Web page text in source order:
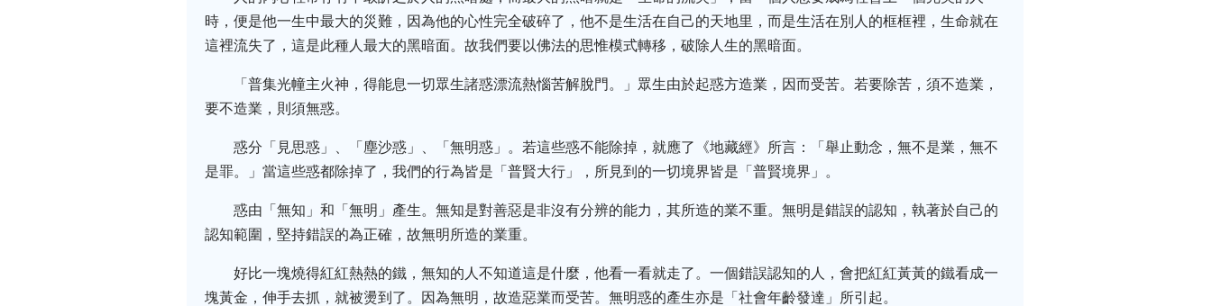
時，便是他一生中最大的災難，因為他的心性完全破碎了，他不是生活在自己的天地里，而是生活在別人的框框裡，生命就在
這裡流失了，這是此種人最大的黑暗面。故我們要以佛法的思惟模式轉移，破除人生的黑暗面。
「普集光幢主火神，得能息一切眾生諸惑漂流熱惱苦解脫門。」眾生由於起惑方造業，因而受苦。若要除苦，須不造業，
要不造業，則須無惑。
惑分「見思惑」、「塵沙惑」、「無明惑」。若這些惑不能除掉，就應了《地藏經》所言：「舉止動念，無不是業，無不
是罪。」當這些惑都除掉了，我們的行為皆是「普賢大行」，所見到的一切境界皆是「普賢境界」。
惑由「無知」和「無明」產生。無知是對善惡是非沒有分辨的能力，其所造的業不重。無明是錯誤的認知，執著於自己的
認知範圍，堅持錯誤的為正確，故無明所造的業重。
好比一塊燒得紅紅熱熱的鐵，無知的人不知道這是什麼，他看一看就走了。一個錯誤認知的人，會把紅紅黃黃的鐵看成一
塊黃金，伸手去抓，就被燙到了。因為無明，故造惡業而受苦。無明惑的產生亦是「社會年齡發達」所引起。